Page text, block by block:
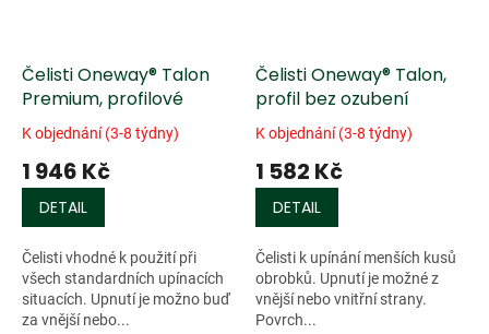
Čelisti Oneway® Talon
Premium, profilové
K objednání (3-8 týdny)
1 946 Kč
DETAIL
Čelisti vhodné k použití při
všech standardních upínacích
situacích. Upnutí je možno buď
za vnější nebo...
Čelisti Oneway® Talon,
profil bez ozubení
K objednání (3-8 týdny)
1 582 Kč
DETAIL
Čelisti k upínání menších kusů
obrobků. Upnutí je možné z
vnější nebo vnitřní strany.
Povrch...